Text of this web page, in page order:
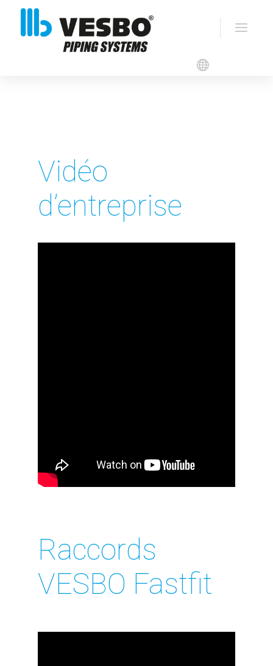
Vidéo
d’entreprise
Raccords
VESBO Fastfit